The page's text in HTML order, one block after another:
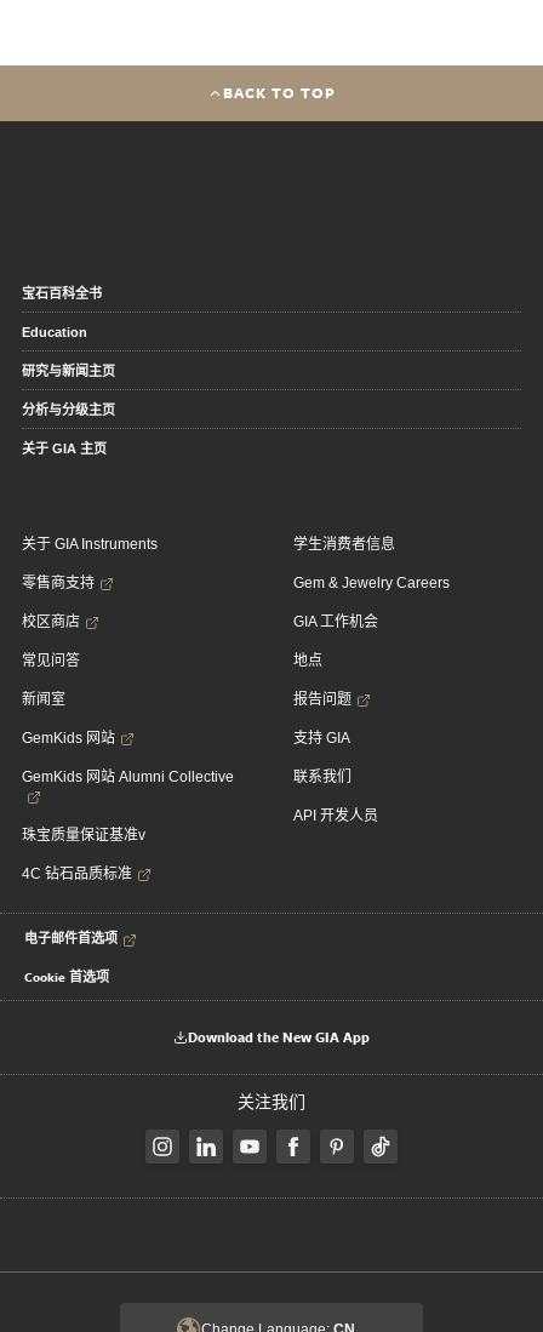
BACK TO TOP
宝石百科全书
Education
研究与新闻主页
分析与分级主页
关于 GIA 主页
关于 GIA Instruments
零售商支持
校区商店
常见问答
新闻室
GemKids 网站
GemKids 网站 Alumni Collective
珠宝质量保证基准v
4C 钻石品质标准
学生消费者信息
Gem & Jewelry Careers
GIA 工作机会
地点
报告问题
支持 GIA
联系我们
API 开发人员
电子邮件首选项
Cookie 首选项
Download the New GIA App
关注我们